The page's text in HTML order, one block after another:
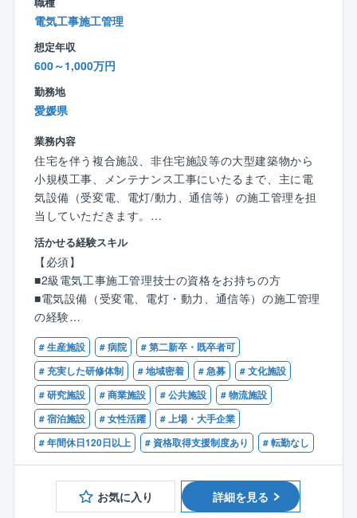
同社の技術支援の分野は道路、河川、ダム、電気通
信、機械設備など多岐にわたります。
地域に貢献できる仕事がしたい／新しいキャリアに挑
戦したい／土木の経験を活かしたいなど。
ご応募、ぜひともお待ちしております！
フジみらいの中核事業は「発注者支援業務」。
「発注者支援業務」とは、発注者（国や県などの官公
庁）が行う業務を民間の技術力を活かして支援する仕
事です。
国土交通省より5年連続業務表彰もいただき、地域に根
す。
業績は過去10年で、売上・平均従業員数ともに順調に
伸び続けています。
30年以上連続で黒字経営を続けていて「正直経営（当
たり前経営）」「社員満足」を方針として、経常利益
は決算賞与として社員に還元しています。
電気工事施工管理
想定年収
600～1,000万円
勤務地
愛媛県
業務内容
住宅を伴う複合施設、非住宅施設等の大型建築物から
小規模工事、メンテナンス工事にいたるまで、主に電
気設備（受変電、電灯/動力、通信等）の施工管理を担
当していただきます。
勤務地は愛媛県となります。
【具体的には】
■電気設備工事における施工計画策定
■工事現場での工程管理、品質管理、原価管理、安全管
理
■作業員の労務管理
【同社の魅力】
☆四国電力Gの強固な経営基盤がございます
☆過去賞与支給実績7.6か月分と好待遇！
☆年間休日126日
☆資格取得支援制度あり
【働き方】
活かせる経験スキル
【必須】
■2級電気工事施工管理技士の資格をお持ちの方
■電気設備（受変電、電灯・動力、通信等）の施工管理
の経験
■現場代理人経験がある方
■第一種運転免許普通自動車（AT限定可）がある方
【尚可】
■1級電気工事施工管理技士の資格保有者
■大型建築物での電気設備（受変電、電灯・動力、通信
等）の施工管理の経験
■大型建築物（1万平方メートル～）での現場代理人経
験がある方
■都市開発、再開発等の大型プロジェクトの経験がある
# 生産施設 # 病院
# 第二新卒・既卒者可
# 充実した研修体制
# 地域密着 # 急募
# 文化施設
# 研究施設
# 商業施設 # 公共施設
# 物流施設
# 宿泊施設
# 女性活躍
# 上場・大手企業
# 年間休日120日以上
# 資格取得支援制度あり # 転勤なし
お気に入り 詳細を見る